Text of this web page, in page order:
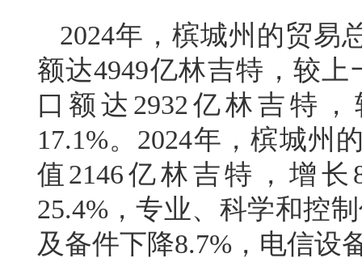
2024年，槟城州的贸易
额达4949亿林吉特，较上
口额达2932亿林吉特
17.1%。2024年，槟城州
值2146亿林吉特，增
25.4%，专业、科学和控
及备件下降8.7%，电信设